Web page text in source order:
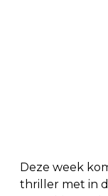
Deze week
thriller met in